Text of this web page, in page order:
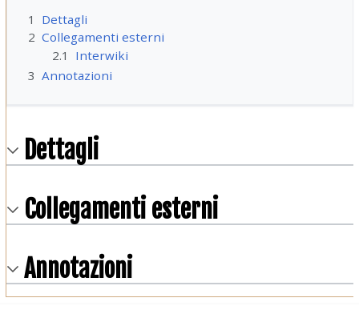
1
Dettagli
2 Collegamenti esterni
2.1
Interwiki
3 Annotazioni
Dettagli
Collegamenti esterni
Annotazioni